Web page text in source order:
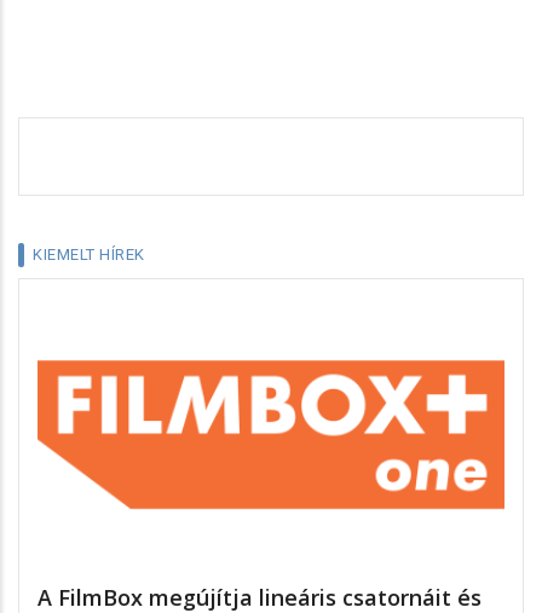
KIEMELT HÍREK
A FilmBox megújítja lineáris csatornáit és